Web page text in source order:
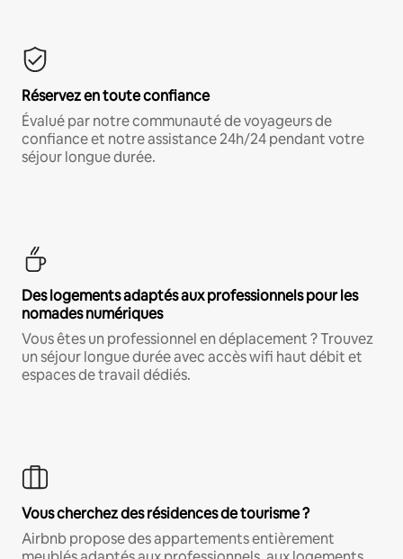
Réservez en toute confiance
Évalué par notre communauté de voyageurs de
confiance et notre assistance 24h/24 pendant votre
séjour longue durée.
Des logements adaptés aux professionnels pour les
nomades numériques
Vous êtes un professionnel en déplacement ? Trouvez
un séjour longue durée avec accès wifi haut débit et
espaces de travail dédiés.
Vous cherchez des résidences de tourisme ?
Airbnb propose des appartements entièrement